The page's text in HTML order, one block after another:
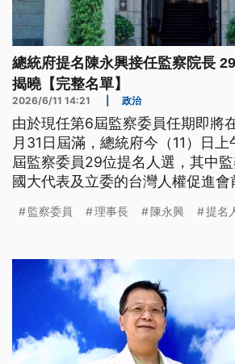
總統府提名陳永興接任監察院長
揭曉【完整名單】
2026/6/11 14:21 政治
由於現任第6屆監察委員任期即將
月31日屆滿，總統府今（11）日
屆監察委員29位提名人選，其中
國大代表及立委的台灣人權促進會
示，今日就會將名單送交立法院行
監察委員 理事長 陳永興 提名